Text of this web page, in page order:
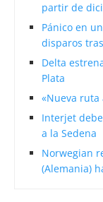
partir de
Pánico en
disparos
Delta
Plata
«Nueva ruta
Interjet
a la Sedena
Norwegian
(Alemania)